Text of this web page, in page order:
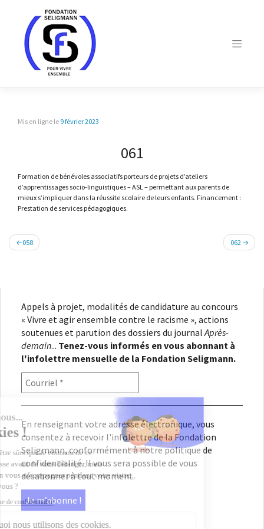
Mis en ligne le 9 février 2023
061
Formation de bénévoles associatifs porteurs de projets d’ateliers
d’apprentissages socio-linguistiques – ASL – permettant aux parents de
mieux s’impliquer dans la réussite scolaire de leurs enfants. Financement :
Prestation de services pédagogiques.
Navigation
de
058 062
Appels à projet, modalités de candidature au concours
« Vivre et agir ensemble contre le racisme », actions
soutenues et parution des dossiers du journalAprès-
demain... Tenez-vous informés en vous abonnant à
l'infolettre mensuelle de la Fondation Seligmann.
En renseignant votre adresse électronique, vous
consentez à recevoir l'infolettre de la Fondation
Seligmann, conformément à notrepolitique de
confidentialité. Il vous sera possible de vous
désabonner à tout moment.